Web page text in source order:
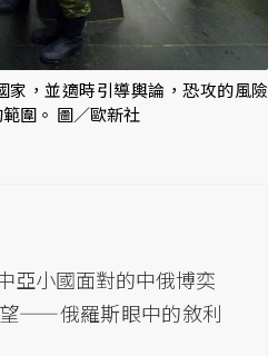
家，並適時引導輿論，恐攻的風險
圍。 圖／歐新社
亞小國面對的中俄博奕
——俄羅斯眼中的敘利